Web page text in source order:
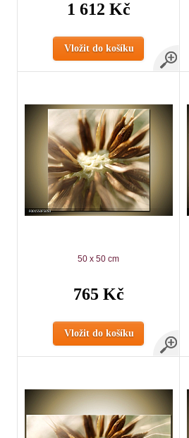
1 612 Kč
Vložit do košíku
50 x 50 cm
765 Kč
Vložit do košíku